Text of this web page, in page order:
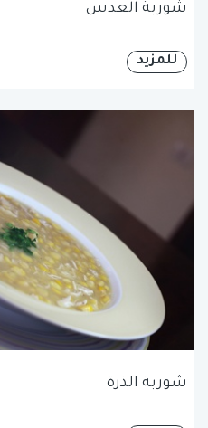
شوربة العدس
للمزيد
شوربة الذرة